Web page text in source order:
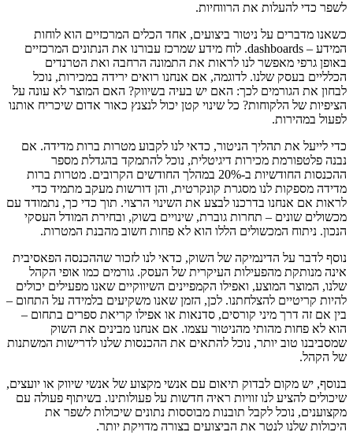
לשפר כדי להעלות את הרווחיות.
כשאנו מדברים על ניטור ביצועים, אחד הכלים המרכזיים הוא לוחות
המידע – dashboards. לוח מידע שמרכז עבורנו את הנתונים המרכזיים
באופן גרפי מאפשר לנו לראות את התמונה הרחבה ואת הטרנדים
הכלליים בעסק שלנו. לדוגמה, אם אנחנו רואים ירידה במכירות, נוכל
לבחון את הגורמים לכך: האם יש בעיה בשיווק? האם המוצר לא עונה על
הציפיות של הלקוחות? כל שינוי קטן יכול לנצנץ כאור אדום שיכריח אותנו
לפעול במהירות.
כדי לייעל את תהליך הניטור, כדאי לנו לקבוע מטרות ברות מדידה. אם
נבנה פלטפורמת מכירות דיגיטלית, נוכל להתמקד בהגדלת מספר
ההכנסות החודשיות ב-20% במהלך החודשים הקרובים. מטרות ברות
מדידה מספקות לנו מסגרת קונקרטית, והן דורשות מעקב מתמיד כדי
לראות אם אנחנו בדרכנו לבצע את השינוי הרצוי. תוך כדי כך, נתמודד עם
מכשולים שונים – תחרות גוברת, שינויים בשוק, ובחירת המודל העסקי
הנכון. ניתוח המכשולים הללו הוא לא פחות חשוב מהבנת המטרות.
נוסף לדבר על הדינמיקה של השוק, כדאי לנו לזכור שההכנסה הפאסיבית
אינה מנותקת מהפעילות העיקרית של העסק. גורמים כמו אופי הקהל
שלנו, המוצר המוצע, ואפילו הקמפיינים השיווקיים שאנו מפעילים יכולים
להיות קריטיים להצלחתנו. לכן, הזמן שאנו משקיעים בלמידה על התחום –
בין אם זה דרך מיני קורסים, סדנאות או אפילו קריאת ספרים בתחום –
הוא לא פחות מהותי מהניטור עצמו. אם אנחנו מבינים את השוק
שמסביבנו טוב יותר, נוכל להתאים את ההכנסות שלנו לדרישות המשתנות
של הקהל.
בנוסף, יש מקום לבדוק תיאום עם אנשי מקצוע של אנשי שיווק או יועצים,
שיכולים להציע לנו זוויות ראיה חדשות על פעולותינו. בשיתוף פעולה עם
מקצוענים, נוכל לקבל תובנות מבוססות נתונים שיכולות לשפר את
היכולות שלנו לנטר את הביצועים בצורה מדויקת יותר.